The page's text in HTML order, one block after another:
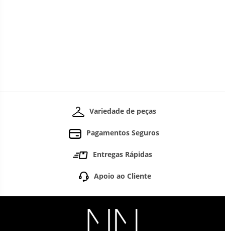
Variedade de peças
Pagamentos Seguros
Entregas Rápidas
Apoio ao Cliente